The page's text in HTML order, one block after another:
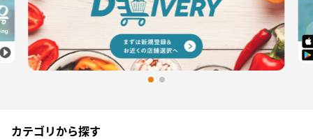
カテゴリから探す